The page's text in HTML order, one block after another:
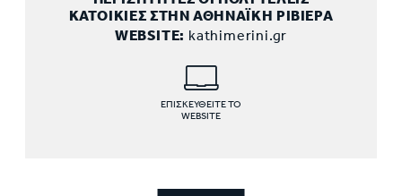
ΚΑΤΟΙΚΙΕΣ ΣΤΗΝ ΑΘΗΝΑΪΚΗ ΡΙΒΙΕΡΑ
WEBSITE: kathimerini.gr
ΕΠΙΣΚΕΥΘΕΙΤΕ ΤΟ
WEBSITE